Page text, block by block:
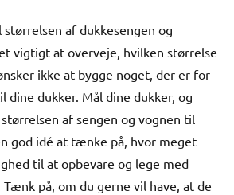
af dukkesengen og
vigtigt at overveje, hvilken størrelse
ikke at bygge noget, der er for
dukker. Mål dine dukker, og
af sengen og vognen til
god idé at tænke på, hvor meget
til at opbevare og lege med
på, om du gerne vil have, at de